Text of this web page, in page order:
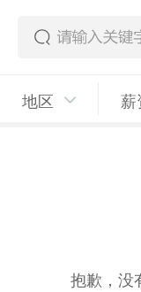
地区 薪
抱歉，没